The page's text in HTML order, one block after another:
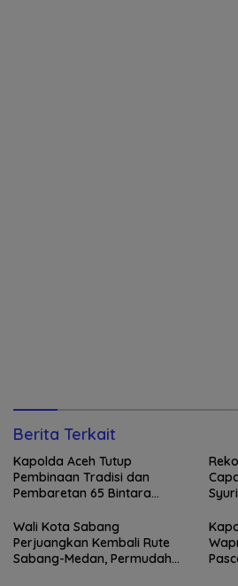
Berita Terkait
Kapolda Aceh Tutup
Pembinaan Tradisi dan
Pembaretan 65 Bintara
Wali Kota Sabang
Perjuangkan Kembali Rute
Sabang-Medan, Permudah